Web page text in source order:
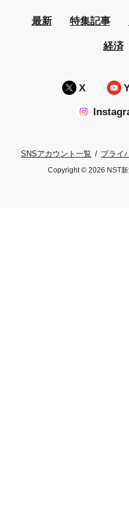
最新 特集記事
経済
X
SNSアカウント一覧 プライ
Copyright © 2026 NST